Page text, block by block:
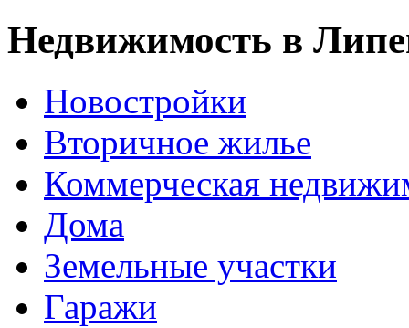
Недвижимость в
Новостройки
Вторичное жилье
Коммерческая
Дома
Земельные участки
Гаражи